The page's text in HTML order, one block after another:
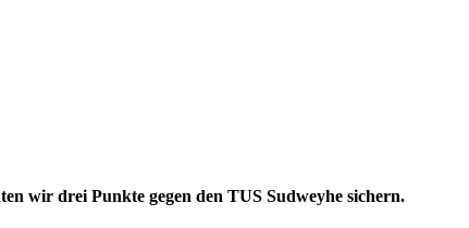
wir drei Punkte gegen den TUS Sudweyhe sichern.